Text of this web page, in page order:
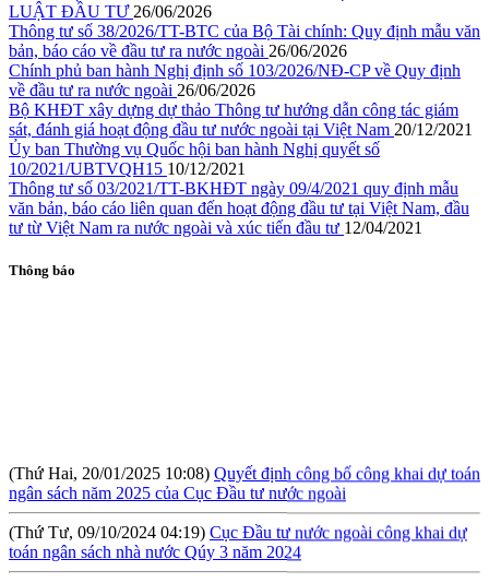
LUẬT ĐẦU TƯ 26/06/2026
Thông tư số 38/2026/TT-BTC của Bộ Tài chính: Quy định mẫu văn
bản, báo cáo về đầu tư ra nước ngoài 26/06/2026
Chính phủ ban hành Nghị định số 103/2026/NĐ-CP về Quy định
về đầu tư ra nước ngoài 26/06/2026
Bộ KHĐT xây dựng dự thảo Thông tư hướng dẫn công tác giám
sát, đánh giá hoạt động đầu tư nước ngoài tại Việt Nam 20/12/2021
Ủy ban Thường vụ Quốc hội ban hành Nghị quyết số
10/2021/UBTVQH15 10/12/2021
Thông tư số 03/2021/TT-BKHĐT ngày 09/4/2021 quy định mẫu
văn bản, báo cáo liên quan đến hoạt động đầu tư tại Việt Nam, đầu
tư từ Việt Nam ra nước ngoài và xúc tiến đầu tư 12/04/2021
Thông báo
ngân sách năm 2025 của Cục Đầu tư nước ngoài
(Thứ Tư, 09/10/2024 04:19)Cục Đầu tư nước ngoài công khai dự
toán ngân sách nhà nước Qúy 3 năm 2024
(Thứ Ba, 08/10/2024 04:12)Công khai quyết toán ngân sách năm